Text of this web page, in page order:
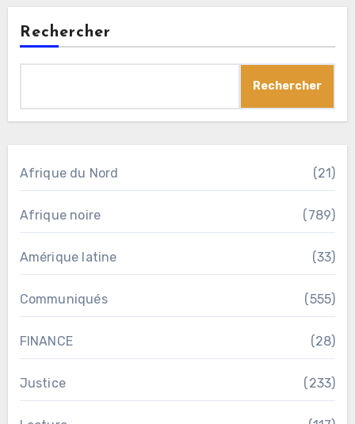
Rechercher
Rechercher
Afrique du Nord (21)
Afrique noire (789)
Amérique latine (33)
Communiqués (555)
FINANCE (28)
Justice (233)